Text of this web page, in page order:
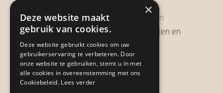
Garantie & Retourneren
Verzendbeleid, verzendkosten en
verzendtijden
Heb je een klacht?
×
Deze website maakt
gebruik van cookies.
Deze website gebruikt cookies om uw
gebruikerservaring te verbeteren. Door
onze website te gebruiken, stemt u in met
alle cookies in overeenstemming met ons
Cookiebeleid. Lees verder